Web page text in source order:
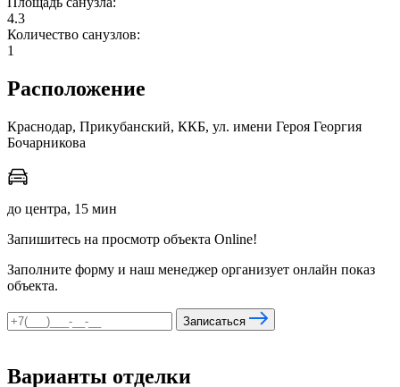
мы в соцсетях
4.3
Количество санузлов:
1
Расположение
Краснодар, Прикубанский, ККБ, ул. имени Героя Георгия
Бочарникова
до центра, 15 мин
Запишитесь на просмотр объекта Online!
Заполните форму и наш менеджер организует онлайн показ
объекта.
Записаться
Варианты отделки